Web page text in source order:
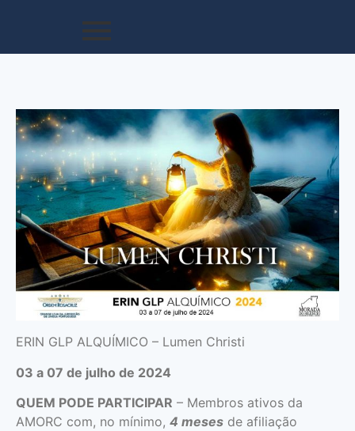
ERIN GLP ALQUÍMICO – Lumen Christi
03 a 07 de julho de 2024
QUEM PODE PARTICIPAR – Membros ativos da
AMORC com, no mínimo, 4 meses de afiliação